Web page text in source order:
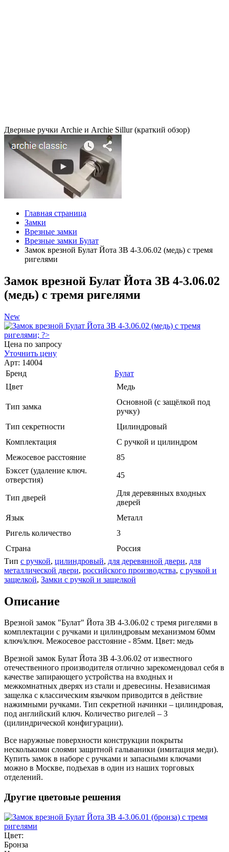
Дверные ручки Archie и Archie Sillur (краткий обзор)
Главная страница
Замки
Врезные замки
Врезные замки Булат
Замок врезной Булат Йота ЗВ 4-3.06.02 (медь) с тремя
ригелями
Замок врезной Булат Йота ЗВ 4-3.06.02
(медь) с тремя ригелями
New
Цена по запросу
Уточнить цену
Арт: 14004
Бренд
Булат
Цвет
Медь
Тип замка
Основной (с защёлкой под
ручку)
Тип секретности
Цилиндровый
Комплектация
С ручкой и цилиндром
Межосевое расстояние
85
Бэксет (удаление ключ.
отверстия)
45
Тип дверей
Для деревянных входных
дверей
Язык
Металл
Ригель количество
3
Страна
Россия
Тип с ручкой, цилиндровый, для деревянной двери, для
металлической двери, российского производства, с ручкой и
защелкой, Замки с ручкой и защелкой
Описание
Врезной замок "Булат" Йота ЗВ 4-3.06.02 с тремя ригелями в
комплектации с ручками и цилиндровым механизмом 60мм
ключ/ключ. Межосевое расстояние - 85мм. Цвет: медь
Врезной замок Булат Йота ЗВ 4-3.06.02 от известного
отечественного производителя отлично зарекомендовал себя в
качестве запирающего устройства на входных и
межкомнатных дверях из стали и древесины. Независимая
защелка с классическим язычком приводится в действие
нажимными ручками. Тип секретной начинки – цилиндровая,
под английский ключ. Количество ригелей – 3
(цилиндрической конфигурации).
Все наружные поверхности конструкции покрыты
несколькими слоями защитной гальваники (имитация меди).
Купить замок в наборе с ручками и запасными ключами
можно в Москве, подъехав в один из наших торговых
отделений.
Другие цветовые решения
Цвет:
Бронза